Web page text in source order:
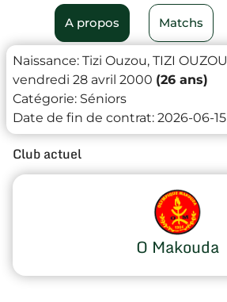
A propos Matchs
Naissance: Tizi Ouzou, TIZI OUZOU
vendredi 28 avril 2000 (26 ans)
Catégorie: Séniors
Date de fin de contrat: 2026-06-15
Club actuel
O Makouda